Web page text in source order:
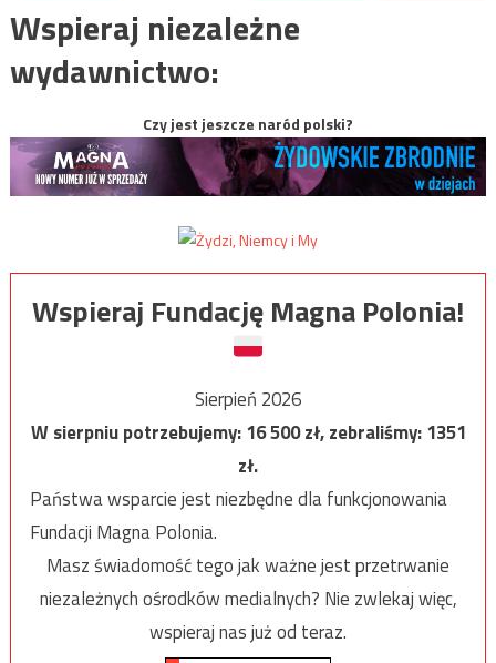
Wspieraj niezależne
wydawnictwo:
Czy jest jeszcze naród polski?
Wspieraj Fundację Magna Polonia!
Sierpień 2026
W sierpniu potrzebujemy:16 500zł, zebraliśmy:1351
zł.
Państwa wsparcie jest niezbędne dla funkcjonowania
Fundacji Magna Polonia.
Masz świadomość tego jak ważne jest przetrwanie
niezależnych ośrodków medialnych? Nie zwlekaj więc,
wspieraj nas już od teraz.